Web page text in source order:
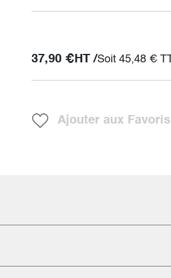
37,90€ HT /Soit 45,48€
Ajouter aux Favoris